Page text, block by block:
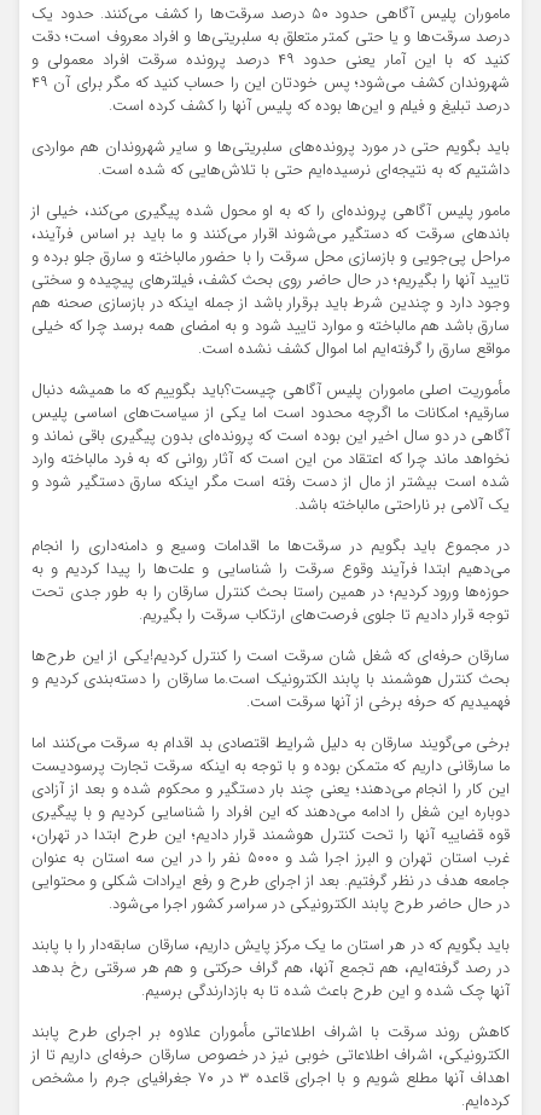
ماموران پلیس آگاهی حدود ۵۰ درصد سرقت‌ها را کشف می‌کنند. حدود یک
درصد سرقت‌ها و یا حتی کمتر متعلق به سلبریتی‌ها و افراد معروف است؛ دقت
کنید که با این آمار یعنی حدود ۴۹ درصد پرونده سرقت افراد معمولی و
شهروندان کشف می‌شود؛ پس خودتان این را حساب کنید که مگر برای آن ۴۹
درصد تبلیغ و فیلم و این‌ها بوده که پلیس آنها را کشف کرده است.
باید بگویم حتی در مورد پرونده‌های سلبریتی‌ها و سایر شهروندان هم مواردی
داشتیم که به نتیجه‌ای نرسیده‌ایم حتی با تلاش‌هایی که شده است.
مامور پلیس آگاهی پرونده‌ای را که به او محول شده پیگیری می‌کند، خیلی از
باندهای سرقت که دستگیر می‌شوند اقرار می‌کنند و ما باید بر اساس فرآیند،
مراحل پی‌جویی و بازسازی محل سرقت را با حضور مالباخته و سارق جلو برده و
تایید آنها را بگیریم؛ در حال حاضر روی بحث کشف، فیلترهای پیچیده و سختی
وجود دارد و چندین شرط باید برقرار باشد از جمله اینکه در بازسازی صحنه هم
سارق باشد هم مالباخته و موارد تایید شود و به امضای همه برسد چرا که خیلی
مواقع سارق را گرفته‌ایم اما اموال کشف نشده است.
مأموریت اصلی ماموران پلیس آگاهی چیست؟باید بگوییم که ما همیشه دنبال
سارقیم؛ امکانات ما اگرچه محدود است اما یکی از سیاست‌های اساسی پلیس
آگاهی در دو سال اخیر این بوده است که پرونده‌ای بدون پیگیری باقی نماند و
نخواهد ماند چرا که اعتقاد من این است که آثار روانی که به فرد مالباخته وارد
شده است بیشتر از مال از دست رفته است مگر اینکه سارق دستگیر شود و
یک آلامی بر ناراحتی مالباخته باشد.
در مجموع باید بگویم در سرقت‌ها ما اقدامات وسیع و دامنه‌داری را انجام
می‌دهیم ابتدا فرآیند وقوع سرقت را شناسایی و علت‌ها را پیدا کردیم و به
حوزه‌ها ورود کردیم؛ در همین راستا بحث کنترل سارقان را به طور جدی تحت
توجه قرار دادیم تا جلوی فرصت‌های ارتکاب سرقت را بگیریم.
سارقان حرفه‌ای که شغل شان سرقت است را کنترل کردیم!یکی از این طرح‌ها
بحث کنترل هوشمند با پابند الکترونیک است.ما سارقان را دسته‌بندی کردیم و
فهمیدیم که حرفه برخی از آنها سرقت است.
برخی می‌گویند سارقان به دلیل شرایط اقتصادی بد اقدام به سرقت می‌کنند اما
ما سارقانی داریم که متمکن بوده و با توجه به اینکه سرقت تجارت پرسودیست
این کار را انجام می‌دهند؛ یعنی چند بار دستگیر و محکوم شده و بعد از آزادی
دوباره این شغل را ادامه می‌دهند که این افراد را شناسایی کردیم و با پیگیری
قوه قضاییه آنها را تحت کنترل هوشمند قرار دادیم؛ این طرح ابتدا در تهران،
غرب استان تهران و البرز اجرا شد و ۵۰۰۰ نفر را در این سه استان به عنوان
جامعه هدف در نظر گرفتیم. بعد از اجرای طرح و رفع ایرادات شکلی و محتوایی
در حال حاضر طرح پابند الکترونیکی در سراسر کشور اجرا می‌شود.
باید بگویم که در هر استان ما یک مرکز پایش داریم، سارقان سابقه‌دار را با پابند
در رصد گرفته‌ایم، هم تجمع آنها، هم گراف حرکتی و هم هر سرقتی رخ بدهد
آنها چک شده و این طرح باعث شده تا به بازدارندگی برسیم.
کاهش روند سرقت با اشراف اطلاعاتی مأموران علاوه بر اجرای طرح پابند
الکترونیکی، اشراف اطلاعاتی خوبی نیز در خصوص سارقان حرفه‌ای داریم تا از
اهداف آنها مطلع شویم و با اجرای قاعده ۳ در ۷۰ جغرافیای جرم را مشخص
کرده‌ایم.